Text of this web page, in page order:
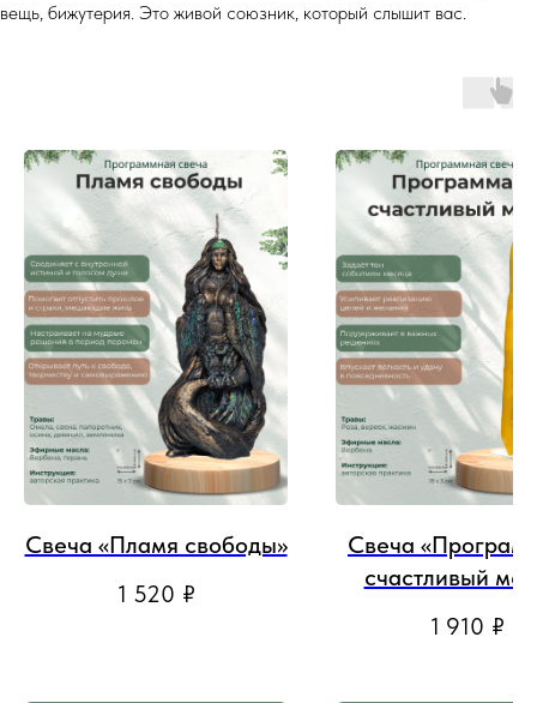
вещь, бижутерия. Это живой союзник, который слышит вас.
Свеча «Пламя свободы»
1 520 ₽
Свеча
счастливый
1 910 ₽